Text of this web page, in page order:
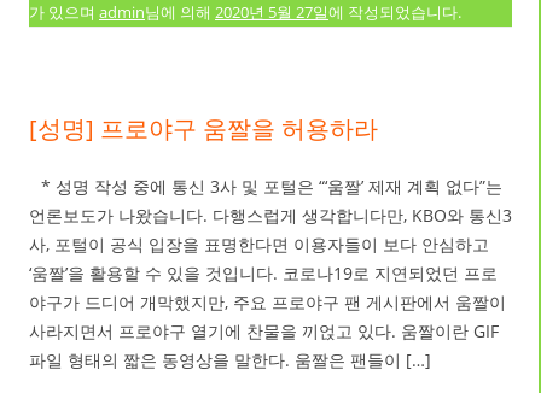
가 있으며 admin님에 의해 2020년 5월 27일에 작성되었습니다.
[성명] 프로야구 움짤을 허용하라
* 성명 작성 중에 통신 3사 및 포털은 “‘움짤’ 제재 계획 없다”는
언론보도가 나왔습니다. 다행스럽게 생각합니다만, KBO와 통신3
사, 포털이 공식 입장을 표명한다면 이용자들이 보다 안심하고
‘움짤’을 활용할 수 있을 것입니다. 코로나19로 지연되었던 프로
야구가 드디어 개막했지만, 주요 프로야구 팬 게시판에서 움짤이
사라지면서 프로야구 열기에 찬물을 끼얹고 있다. 움짤이란 GIF
파일 형태의 짧은 동영상을 말한다. 움짤은 팬들이 […]